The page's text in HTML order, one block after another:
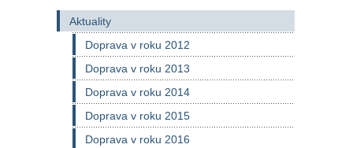
Aktuality
Doprava v roku 2012
Doprava v roku 2013
Doprava v roku 2014
Doprava v roku 2015
Doprava v roku 2016